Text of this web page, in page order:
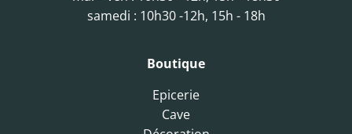
samedi : 10h30 -12h, 15h - 18h
Boutique
Epicerie
Cave